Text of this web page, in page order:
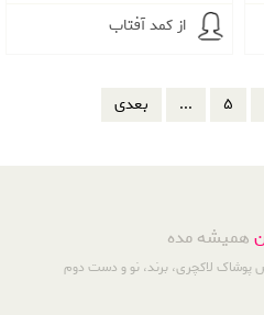
از کمد آفتاب
5
... بعدی
همیشه مده
پوشاک لاکچری، برند، نو و دست دوم